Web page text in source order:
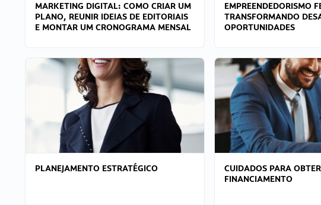
MARKETING DIGITAL: COMO CRIAR UM
PLANO, REUNIR IDEIAS DE EDITORIAIS
E MONTAR UM CRONOGRAMA MENSAL
EMPREENDEDORISMO
TRANSFORMANDO
OPORTUNIDADES
PLANEJAMENTO ESTRATÉGICO
CUIDADOS PARA OBTER
FINANCIAMENTO